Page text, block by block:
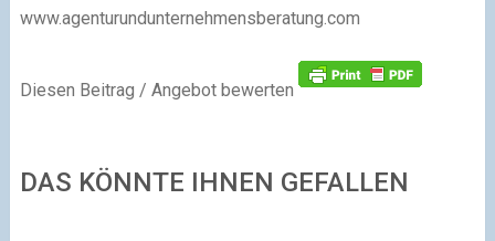
www.agenturundunternehmensberatung.com
Diesen Beitrag / Angebot bewerten
DAS KÖNNTE IHNEN GEFALLEN